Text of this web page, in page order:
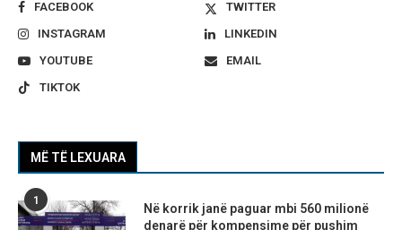
FACEBOOK
TWITTER
INSTAGRAM
LINKEDIN
YOUTUBE
EMAIL
TIKTOK
MË TË LEXUARA
1
Në korrik janë paguar mbi 560 milionë
denarë për kompensime për pushim